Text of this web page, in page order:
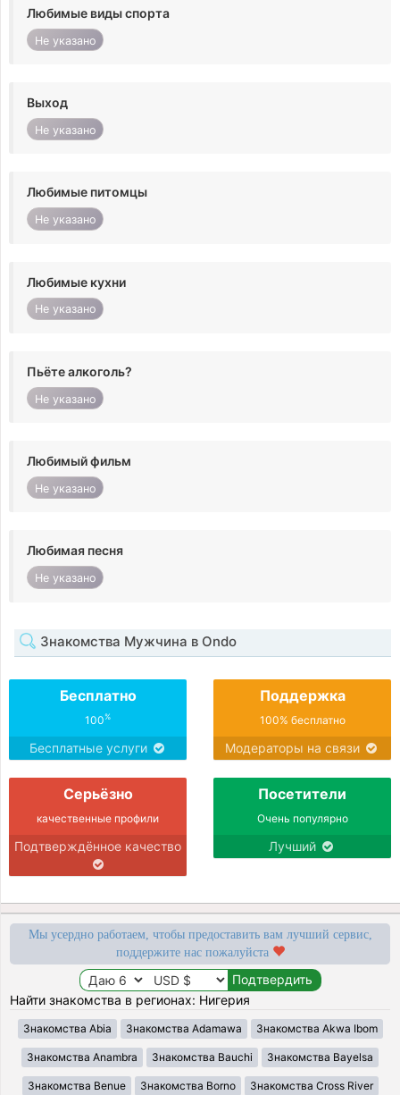
Любимые виды спорта
Не указано
Выход
Не указано
Любимые питомцы
Не указано
Любимые кухни
Не указано
Пьёте алкоголь?
Не указано
Любимый фильм
Не указано
Любимая песня
Не указано
Знакомства Мужчина в Ondo
Бесплатно
100%
Бесплатные услуги
Поддержка
100% бесплатно
Модераторы на связи
Серьёзно
качественные профили
Подтверждённое качество
Посетители
Очень популярно
Лучший
Мы усердно работаем, чтобы предоставить вам лучший сервис,
поддержите нас пожалуйста
Найти знакомства в регионах: Нигерия
Знакомства Abia Знакомства Adamawa Знакомства Akwa Ibom
Знакомства Anambra Знакомства Bauchi Знакомства Bayelsa
Знакомства Benue Знакомства Borno Знакомства Cross River